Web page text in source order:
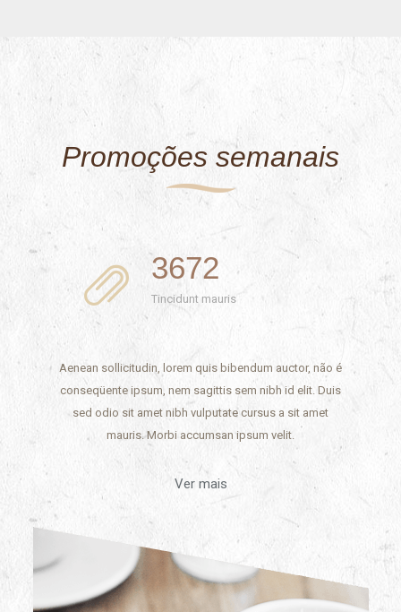
Promoções semanais
3672
Tincidunt mauris
Aenean sollicitudin, lorem quis bibendum auctor, não é
conseqüente ipsum, nem sagittis sem nibh id elit. Duis
sed odio sit amet nibh vulputate cursus a sit amet
mauris. Morbi accumsan ipsum velit.
Ver mais